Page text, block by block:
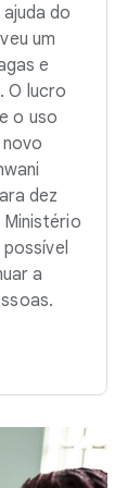
do
um
e
O lucro
o uso
dez
a